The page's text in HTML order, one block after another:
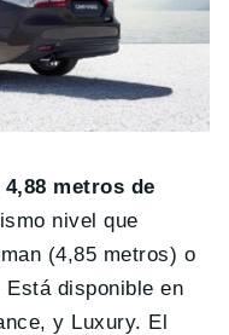
metros de
nivel que
(4,85 metros) o
disponible en
y Luxury. El